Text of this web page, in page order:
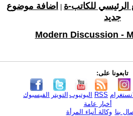
الرئيسي للكاتب-ة
اضافة موضوع
جديد
Modern Discussion -
تابعونا على:
الفيسبوك التويتر اليوتيوب RSS
بنا
أخبار عامة
وكالة أنباء المرأة